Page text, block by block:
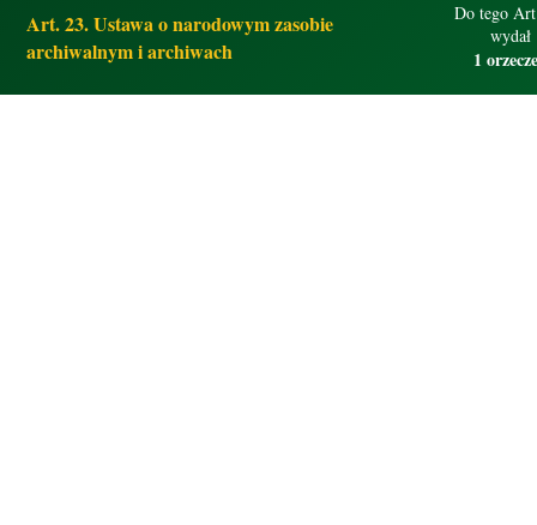
Art. 23. Ustawa o narodowym zasobie
archiwalnym i archiwach
Do tego
wydał
1